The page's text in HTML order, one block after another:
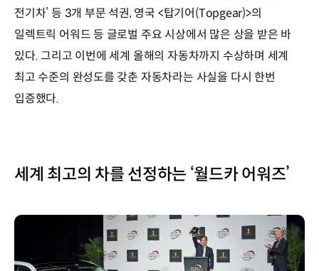
전기차’ 등 3개 부문 석권, 영국 <탑기어(Topgear)>의
일렉트릭 어워드 등 글로벌 주요 시상에서 많은 상을 받은 바
있다. 그리고 이번에 세계 올해의 자동차까지 수상하며 세계
최고 수준의 완성도를 갖춘 자동차라는 사실을 다시 한번
입증했다.
세계 최고의 차를 선정하는 ‘월드카 어워즈’